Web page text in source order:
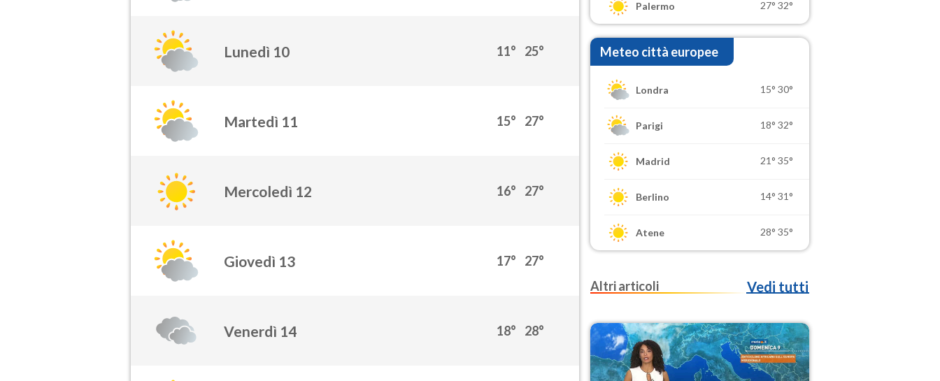
Lunedì 10 11° 25°
Martedì 11 15° 27°
Mercoledì 12 16° 27°
Giovedì 13 17° 27°
Venerdì 14 18° 28°
Palermo 27° 32°
Meteo città europee
Londra 15° 30°
Parigi 18° 32°
Madrid 21° 35°
Berlino 14° 31°
Atene 28° 35°
Altri articoli Vedi tutti